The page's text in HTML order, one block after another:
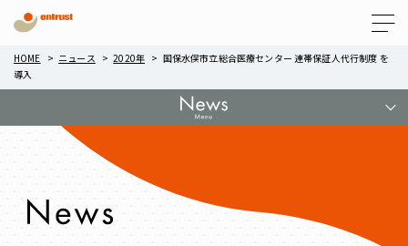
HOME ニュース 2020年
国保水俣市立総合医療センター 連帯保証人代行制度 を
導入